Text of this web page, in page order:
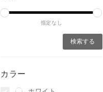
指定なし
カラー